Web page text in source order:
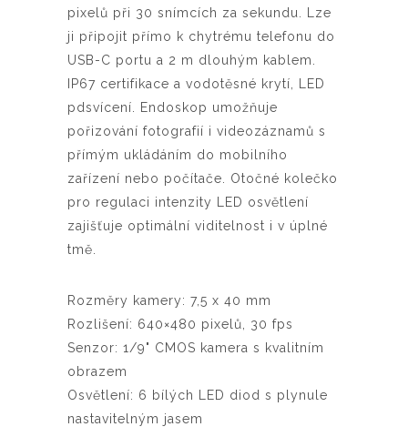
pixelů při 30 snímcích za sekundu. Lze
ji připojit přímo k chytrému telefonu do
USB-C portu a 2 m dlouhým kablem.
IP67 certifikace a vodotěsné krytí, LED
pdsvícení. Endoskop umožňuje
pořizování fotografií i videozáznamů s
přímým ukládáním do mobilního
zařízení nebo počítače. Otočné kolečko
pro regulaci intenzity LED osvětlení
zajišťuje optimální viditelnost i v úplné
tmě.
Rozměry kamery: 7,5 x 40 mm
Rozlišení: 640×480 pixelů, 30 fps
Senzor: 1/9" CMOS kamera s kvalitním
obrazem
Osvětlení: 6 bílých LED diod s plynule
nastavitelným jasem